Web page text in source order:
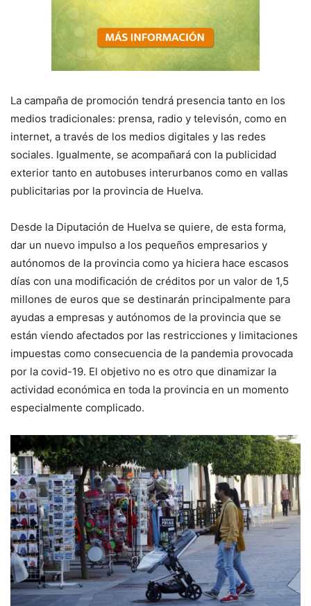
La campaña de promoción tendrá presencia tanto en los
medios tradicionales: prensa, radio y televisón, como en
internet, a través de los medios digitales y las redes
sociales. Igualmente, se acompañará con la publicidad
exterior tanto en autobuses interurbanos como en vallas
publicitarias por la provincia de Huelva.
Desde la Diputación de Huelva se quiere, de esta forma,
dar un nuevo impulso a los pequeños empresarios y
autónomos de la provincia como ya hiciera hace escasos
días con una modificación de créditos por un valor de 1,5
millones de euros que se destinarán principalmente para
ayudas a empresas y autónomos de la provincia que se
están viendo afectados por las restricciones y limitaciones
impuestas como consecuencia de la pandemia provocada
por la covid-19. El objetivo no es otro que dinamizar la
actividad económica en toda la provincia en un momento
especialmente complicado.